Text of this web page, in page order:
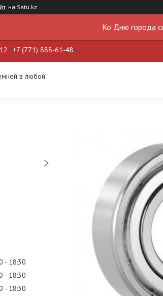
на Satu.kz
Ко Дню города
+7 (771) 888-61-48
в любой
18:30
18:30
18:30